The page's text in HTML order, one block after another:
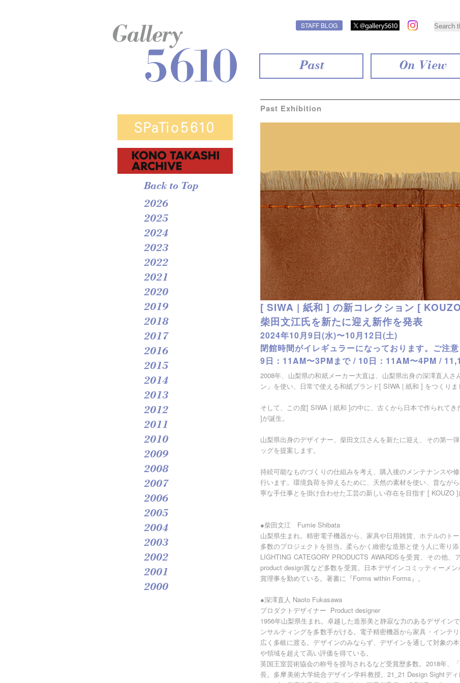
Back to Top
2026
2025
2024
2023
2022
2021
2020
2019
2018
2017
2016
2015
2014
2013
2012
2011
2010
2009
2008
2007
2006
2005
2004
2003
2002
2001
2000
STAFF BLOG
Past On View
Past Exhibition
[ SIWA | 紙和 ] の新コレクション [
柴田文江氏を新たに迎え新作を発表
2024年10月9日(水)〜10月12日(土)
閉館時間がイレギュラーになっております。ご注
9日：11AM〜3PMまで / 10日：11AM〜4PM /
2008年、山梨県の和紙メーカー大直は、山梨県出身の深澤直人
ン」を使い、日常で使える和紙ブランド[ SIWA | 紙和 ] をつくりま
そして、この度[ SIWA | 紙和 ]の中に、古くから日本で作られて
]が誕生。
山梨県出身のデザイナー、柴田文江さんを新たに迎え、その第一
ッグを提案します。
持続可能なものづくりの仕組みを考え、購入後のメンテナンスや
行います。環境負荷を抑えるために、天然の素材を使い、昔なが
寧な手仕事とを掛け合わせた工芸の新しい存在を目指す [ KOUZO ]
●柴田文江 Fumie Shibata
山梨県生まれ。精密電子機器から、家具や日用雑貨、ホテルのト
多数のプロジェクトを担当。柔らかく緻密な造形と使う人に寄り
LIGHTING CATEGORY PRODUCTS AWARDSを受賞、その他
product design賞など多数を受賞。日本デザインコミッティーメ
賞理事を勤めている。著書に『Forms within Forms』。
●深澤直人 Naoto Fukasawa
プロダクトデザイナー Product designer
1956年山梨県生まれ。卓越した造形美と静寂な力のあるデザイン
ンサルティングを多数手がける。電子精密機器から家具・インテ
広く多岐に渡る。デザインのみならず、デザインを通して対象の
や領域を超えて高い評価を得ている。
英国王室芸術協会の称号を授与されるなど受賞歴多数。2018年、
長。多摩美術大学統合デザイン学科教授。21_21 Design Sightデ